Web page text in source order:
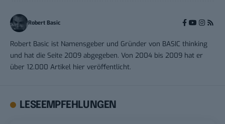
Robert Basic
Robert Basic ist Namensgeber und Gründer von BASIC thinking
und hat die Seite 2009 abgegeben. Von 2004 bis 2009 hat er
über 12.000 Artikel hier veröffentlicht.
LESEEMPFEHLUNGEN